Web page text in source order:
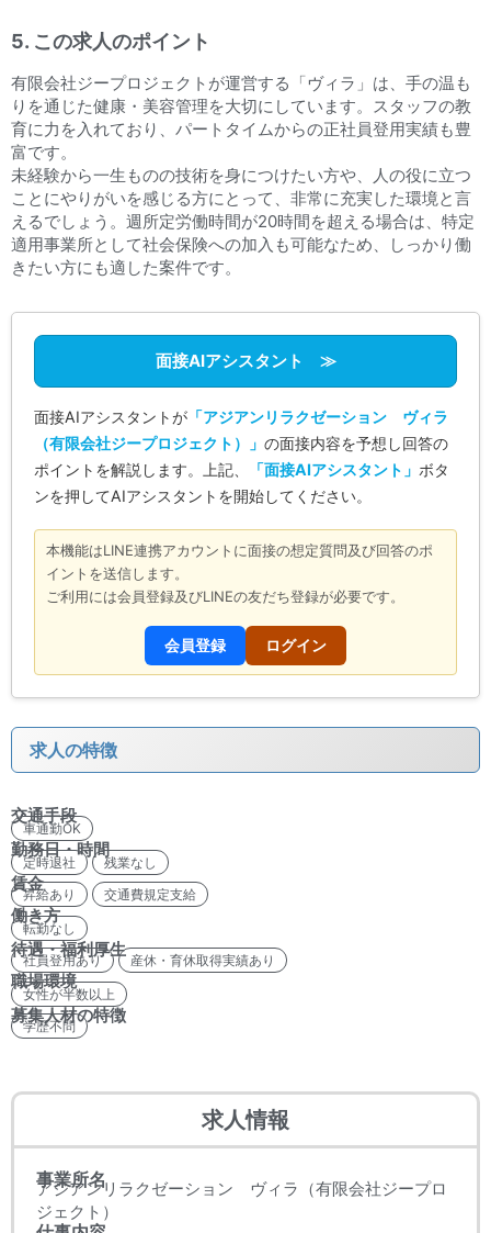
5. この求人のポイント
有限会社ジープロジェクトが運営する「ヴィラ」は、手の温も
りを通じた健康・美容管理を大切にしています。スタッフの教
育に力を入れており、パートタイムからの正社員登用実績も豊
富です。
未経験から一生ものの技術を身につけたい方や、人の役に立つ
ことにやりがいを感じる方にとって、非常に充実した環境と言
えるでしょう。週所定労働時間が20時間を超える場合は、特定
適用事業所として社会保険への加入も可能なため、しっかり働
きたい方にも適した案件です。
面接AIアシスタント ≫
面接AIアシスタントが 「アジアンリラクゼーション ヴィラ
（有限会社ジープロジェクト）」 の面接内容を予想し回答の
ポイントを解説します。上記、
「面接AIアシスタント」 ボタ
ンを押してAIアシスタントを開始してください。
本機能はLINE連携アカウントに面接の想定質問及び回答のポ
イントを送信します。
ご利用には会員登録及びLINEの友だち登録が必要です。
会員登録 ログイン
求人の特徴
交通手段
車通勤OK
勤務日・時間
定時退社 残業なし
賃金
昇給あり 交通費規定支給
働き方
転勤なし
待遇・福利厚生
社員登用あり 産休・育休取得実績あり
職場環境
女性が半数以上
募集人材の特徴
学歴不問
求人情報
事業所名
アジアンリラクゼーション ヴィラ（有限会社ジープロ
ジェクト）